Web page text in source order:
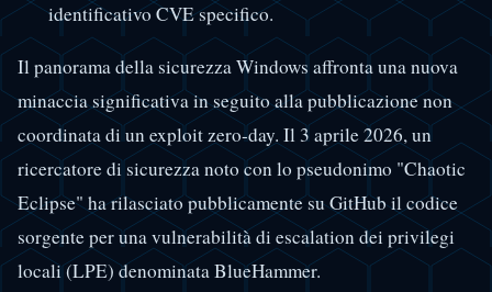
identificativo CVE specifico.
Il panorama della sicurezza Windows affronta una nuova
minaccia significativa in seguito alla pubblicazione non
coordinata di un exploit zero-day. Il 3 aprile 2026, un
ricercatore di sicurezza noto con lo pseudonimo "Chaotic
Eclipse" ha rilasciato pubblicamente su GitHub il codice
sorgente per una vulnerabilità di escalation dei privilegi
locali (LPE) denominata BlueHammer.